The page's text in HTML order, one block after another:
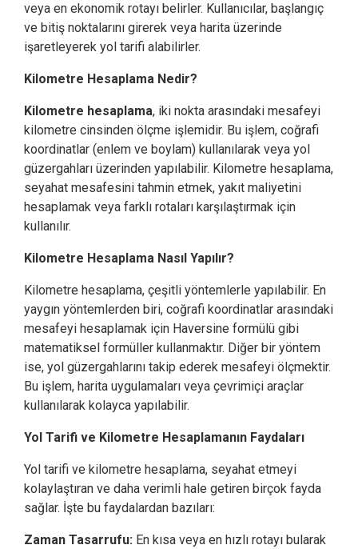
veya en ekonomik rotayı belirler. Kullanıcılar, başlangıç
ve bitiş noktalarını girerek veya harita üzerinde
işaretleyerek yol tarifi alabilirler.
Kilometre Hesaplama Nedir?
Kilometre hesaplama, iki nokta arasındaki mesafeyi
kilometre cinsinden ölçme işlemidir. Bu işlem, coğrafi
koordinatlar (enlem ve boylam) kullanılarak veya yol
güzergahları üzerinden yapılabilir. Kilometre hesaplama,
seyahat mesafesini tahmin etmek, yakıt maliyetini
hesaplamak veya farklı rotaları karşılaştırmak için
kullanılır.
Kilometre Hesaplama Nasıl Yapılır?
Kilometre hesaplama, çeşitli yöntemlerle yapılabilir. En
yaygın yöntemlerden biri, coğrafi koordinatlar arasındaki
mesafeyi hesaplamak için Haversine formülü gibi
matematiksel formüller kullanmaktır. Diğer bir yöntem
ise, yol güzergahlarını takip ederek mesafeyi ölçmektir.
Bu işlem, harita uygulamaları veya çevrimiçi araçlar
kullanılarak kolayca yapılabilir.
Yol Tarifi ve Kilometre Hesaplamanın Faydaları
Yol tarifi ve kilometre hesaplama, seyahat etmeyi
kolaylaştıran ve daha verimli hale getiren birçok fayda
sağlar. İşte bu faydalardan bazıları:
Zaman Tasarrufu: En kısa veya en hızlı rotayı bularak